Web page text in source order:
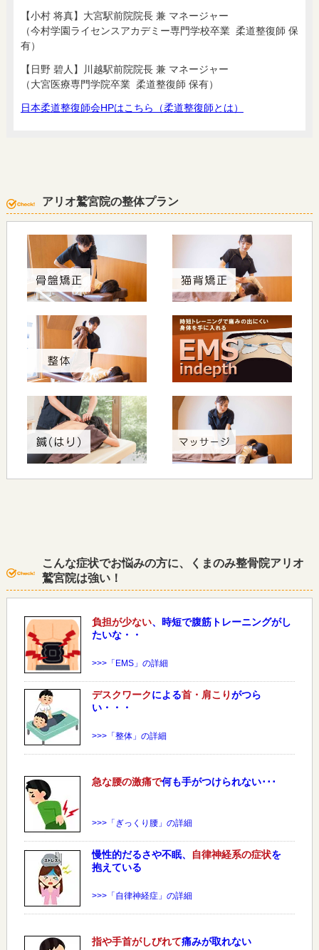
【小村 将真】大宮駅前院院長 兼 マネージャー
（今村学園ライセンスアカデミー専門学校卒業 柔道整復師 保
有）
【日野 碧人】川越駅前院院長 兼 マネージャー
（大宮医療専門学院卒業 柔道整復師 保有）
日本柔道整復師会HPはこちら（柔道整復師とは）
アリオ鷲宮院の整体プラン
こんな症状でお悩みの方に、くまのみ整骨院アリオ
鷲宮院は強い！
負担が少ない、時短で腹筋トレーニングがし
たいな・・
>>>「EMS」の詳細
デスクワークによる首・肩こりがつら
い・・・
>>>「整体」の詳細
急な腰の激痛で何も手がつけられない･･･
>>>「ぎっくり腰」の詳細
慢性的だるさや不眠、 自律神経系の症状を
抱えている
>>>「自律神経症」の詳細
指や手首がしびれて痛みが取れない